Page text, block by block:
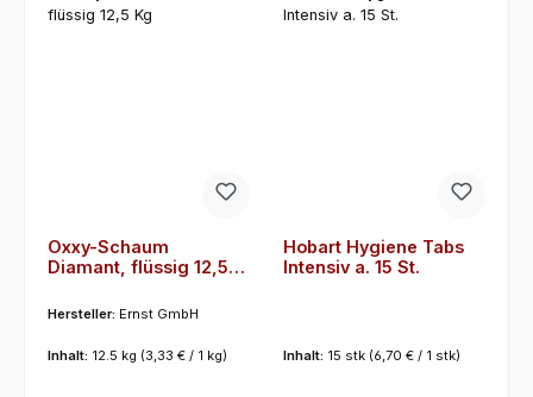
Oxxy-Schaum
Diamant, flüssig 12,5
Hersteller: Ernst GmbH
Inhalt: 12.5 kg (3,33 € / 1 kg)
Hobart Hygiene Tabs
Intensiv a. 15 St.
Inhalt: 15 stk (6,70 € / 1 stk)